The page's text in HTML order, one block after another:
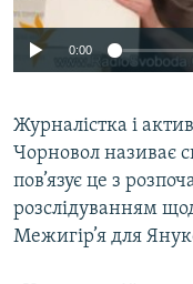
ВІДЕОУРОКИ «ELIFBE»
СВІДЧЕННЯ ОКУПАЦІЇ
ІНФОГРАФІКА
Русский
Qırımtatar
ДОЛУЧАЙСЯ!
Усі сайти RFE/RL
0:00
Журналістка і
Чорновол називає
пов’язує це з
розслідуванням
Межигір’я для